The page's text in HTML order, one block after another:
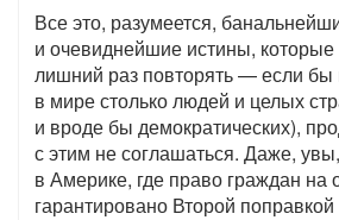
Все это, разумеется,
и очевиднейшие истины,
лишний раз повторять — если бы
в мире столько людей и целых
и вроде бы демократических),
с этим не соглашаться. Даже,
в Америке, где право граждан на
гарантировано Второй поправкой